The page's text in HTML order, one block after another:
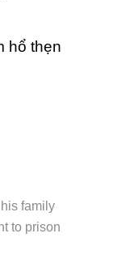
hổ thẹn
family
to prison